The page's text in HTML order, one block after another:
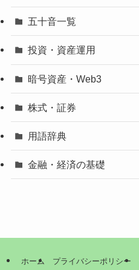
五十音一覧
投資・資産運用
暗号資産・Web3
株式・証券
用語辞典
金融・経済の基礎
ホーム プライバシーポリシー